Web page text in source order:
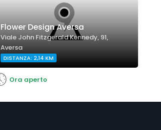
Flower Design Aversa
Viale John Fitzgerald Kennedy, 91,
Aversa
DISTANZA: 2,14 KM
Ora aperto